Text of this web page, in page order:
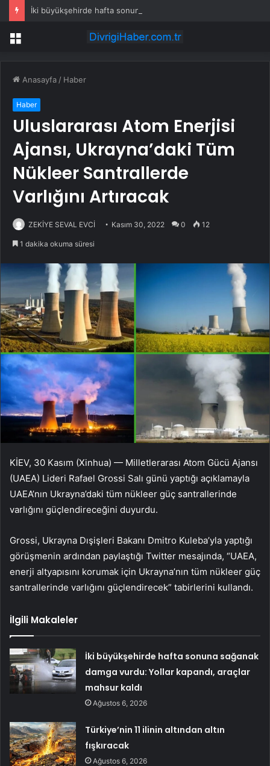
Menü
Anasayfa / Haber
Haber
Uluslararası Atom Enerjisi
Ajansı, Ukrayna’daki Tüm
Nükleer Santrallerde
Varlığını Artıracak
ZEKİYE SEVAL EVCİ Kasım 30, 2022 0 12
1 dakika okuma süresi
KİEV, 30 Kasım (Xinhua) — Milletlerarası Atom Gücü Ajansı
(UAEA) Lideri Rafael Grossi Salı günü yaptığı açıklamayla
UAEA’nın Ukrayna’daki tüm nükleer güç santrallerinde
varlığını güçlendireceğini duyurdu.
Grossi, Ukrayna Dışişleri Bakanı Dmitro Kuleba’yla yaptığı
görüşmenin ardından paylaştığı Twitter mesajında, “UAEA,
enerji altyapısını korumak için Ukrayna’nın tüm nükleer güç
santrallerinde varlığını güçlendirecek” tabirlerini kullandı.
İlgili Makaleler
İki büyükşehirde hafta sonuna sağanak
damga vurdu: Yollar kapandı, araçlar
mahsur kaldı
Ağustos 6, 2026
Türkiye’nin 11 ilinin altından altın
fışkıracak
Ağustos 6, 2026